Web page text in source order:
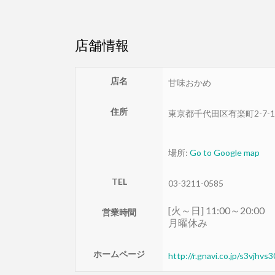
店舗情報
店名 甘味おかめ
住所 東京都千代田区有楽町2-7-
場所: Go to Google map
TEL 03-3211-0585
営業時間
[火～日] 11:00～20:00
月曜休み
ホームページ http://r.gnavi.co.jp/